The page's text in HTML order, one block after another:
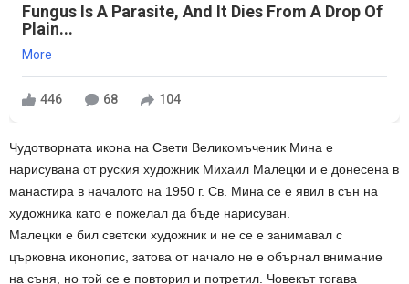
Fungus Is A Parasite, And It Dies From A Drop Of
Plain...
More
446 68 104
Чудотворната икона на Свети Великомъченик Мина е
нарисувана от руския художник Михаил Малецки и е донесена в
манастира в началото на 1950 г. Св. Мина се е явил в сън на
художника като е пожелал да бъде нарисуван.
Малецки е бил светски художник и не се е занимавал с
църковна иконопис, затова от начало не е обърнал внимание
на съня, но той се е повторил и потретил. Човекът тогава